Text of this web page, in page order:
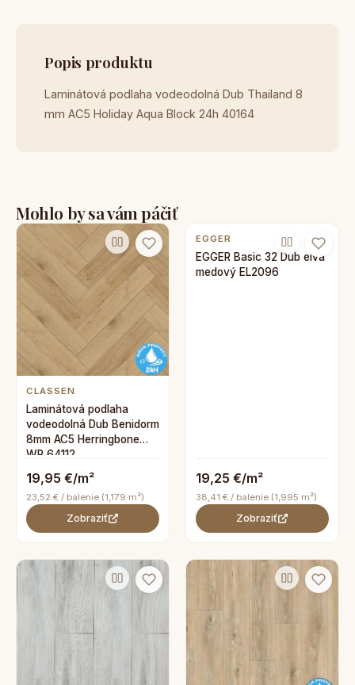
Popis produktu
Laminátová podlaha vodeodolná Dub Thailand 8
mm AC5 Holiday Aqua Block 24h 40164
Mohlo by sa vám páčiť
CLASSEN
Laminátová podlaha
vodeodolná Dub Benidorm
8mm AC5 Herringbone
WR 64112
19,95 €/m²
23,52 € / balenie (1,179 m²)
Zobraziť
EGGER
EGGER Basic 32 Dub elva
medový EL2096
19,25 €/m²
38,41 € / balenie (1,995 m²)
Zobraziť